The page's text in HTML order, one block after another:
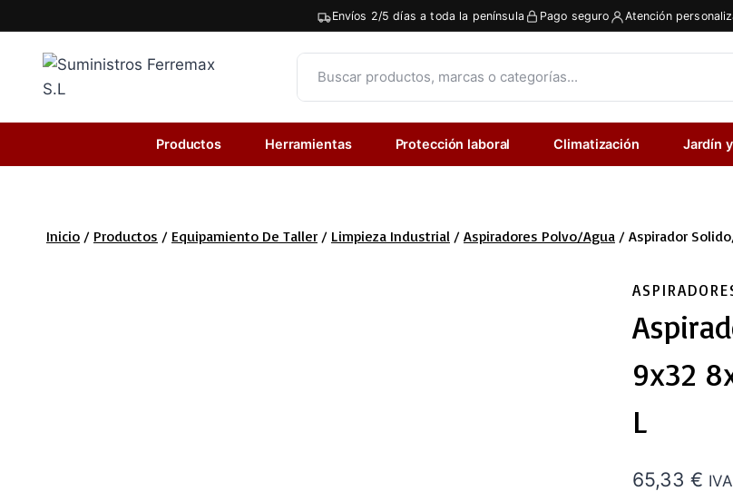
al
contenido
Envíos 2/5 días a toda la península Pago seguro Atención
Productos Herramientas Protección laboral Climatización Jardín
Inicio / Productos / Equipamiento De Taller / Limpieza Industrial / Aspiradores Polvo/agua / Aspirador
9x32
L
65,33 €